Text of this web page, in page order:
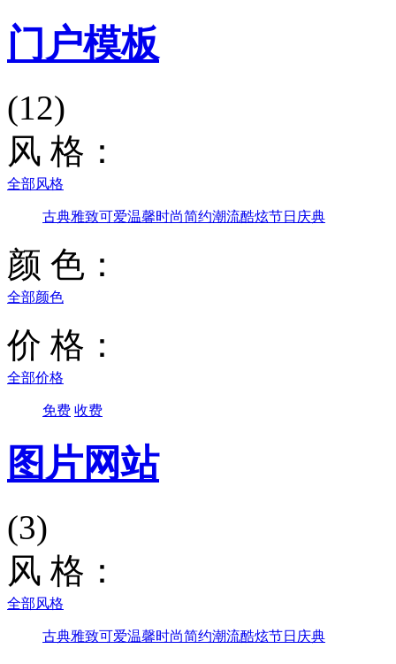
门户模板
(12)
风 格：
全部风格
古典雅致可爱温馨时尚简约潮流酷炫节日庆典
颜 色：
全部颜色
价 格：
全部价格
免费 收费
图片网站
(3)
风 格：
全部风格
古典雅致可爱温馨时尚简约潮流酷炫节日庆典